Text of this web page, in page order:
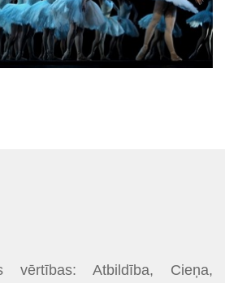
vērtības: Atbildība, Cieņa,